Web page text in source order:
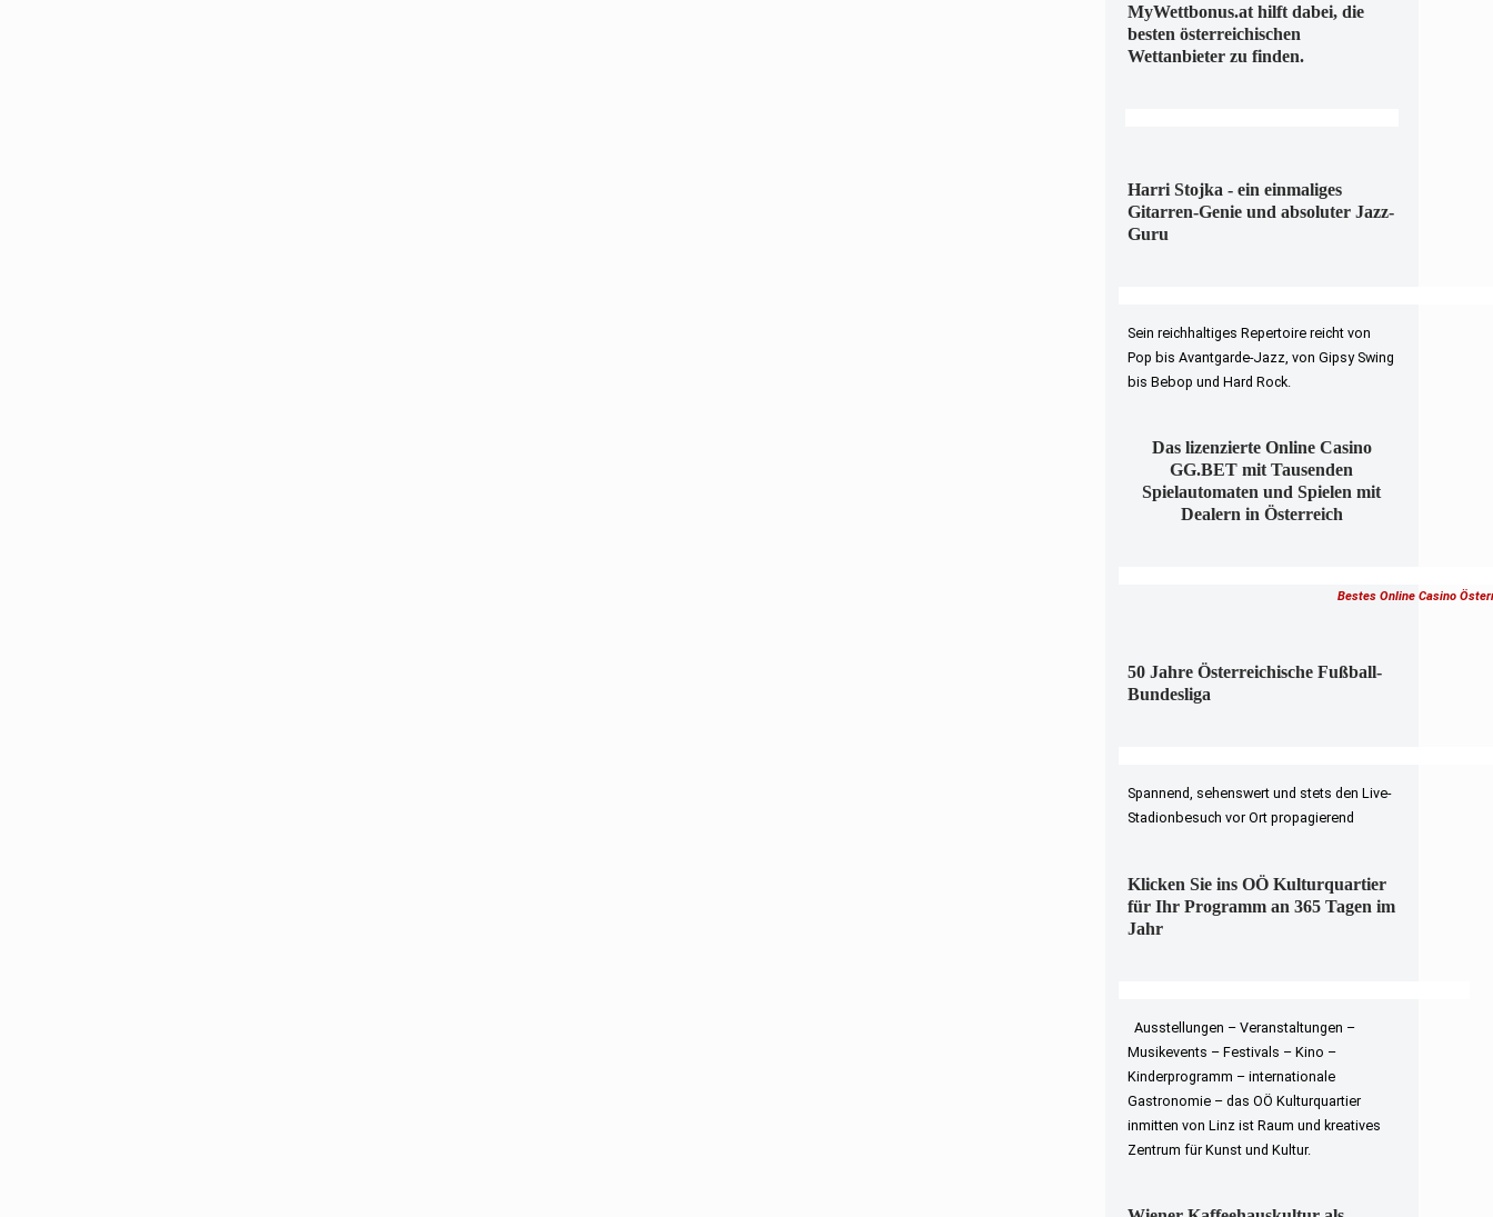
MyWettbonus.at hilft dabei, die
besten österreichischen
Wettanbieter zu finden.
Harri Stojka - ein einmaliges
Gitarren-Genie und absoluter Jazz-
Guru
Sein reichhaltiges Repertoire reicht von
Pop bis Avantgarde-Jazz, von Gipsy Swing
bis Bebop und Hard Rock.
Das lizenzierte Online Casino
GG.BET mit Tausenden
Spielautomaten und Spielen mit
Dealern in Österreich
Bestes Online Casino
50 Jahre Österreichische Fußball-
Bundesliga
Spannend, sehenswert und stets den Live-
Stadionbesuch vor Ort propagierend
Klicken Sie ins OÖ Kulturquartier
für Ihr Programm an 365 Tagen im
Jahr
Ausstellungen – Veranstaltungen –
Musikevents – Festivals – Kino –
Kinderprogramm – internationale
Gastronomie – das OÖ Kulturquartier
inmitten von Linz ist Raum und kreatives
Zentrum für Kunst und Kultur.